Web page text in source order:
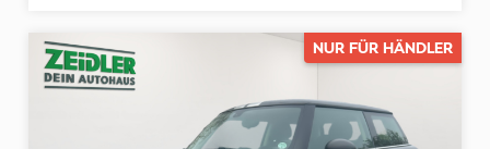
NUR FÜR HÄNDLER